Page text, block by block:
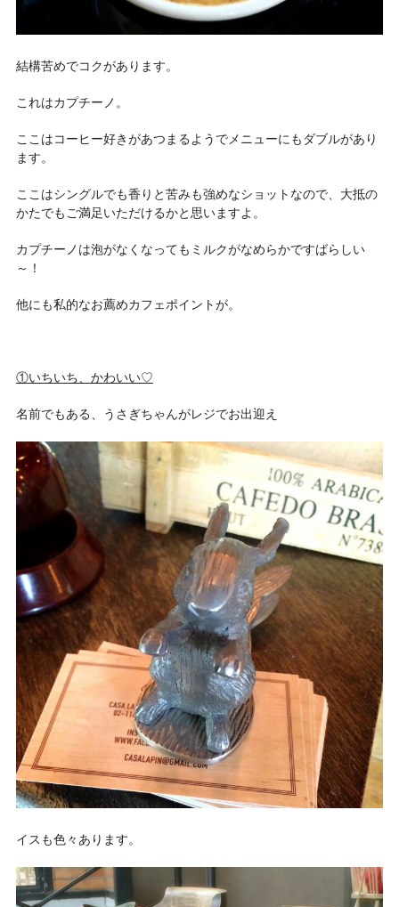
結構苦めでコクがあります。
これはカプチーノ。
ここはコーヒー好きがあつまるようでメニューにもダブルがあり
ます。
ここはシングルでも香りと苦みも強めなショットなので、大抵の
かたでもご満足いただけるかと思いますよ。
カプチーノは泡がなくなってもミルクがなめらかですばらしい
～！
他にも私的なお薦めカフェポイントが。
①いちいち、かわいい♡
名前でもある、うさぎちゃんがレジでお出迎え
イスも色々あります。